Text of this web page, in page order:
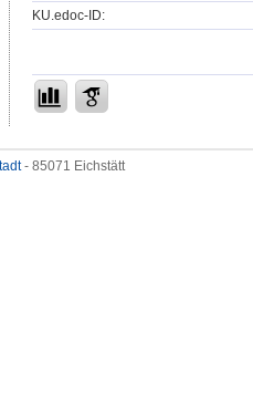
KU.edoc-ID:
- 85071 Eichstätt